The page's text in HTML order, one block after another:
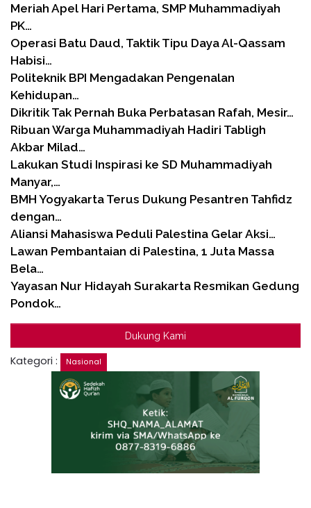
Meriah Apel Hari Pertama, SMP Muhammadiyah
PK…
Operasi Batu Daud, Taktik Tipu Daya Al-Qassam
Habisi…
Politeknik BPI Mengadakan Pengenalan
Kehidupan…
Dikritik Tak Pernah Buka Perbatasan Rafah, Mesir…
Ribuan Warga Muhammadiyah Hadiri Tabligh
Akbar Milad…
Lakukan Studi Inspirasi ke SD Muhammadiyah
Manyar,…
BMH Yogyakarta Terus Dukung Pesantren Tahfidz
dengan…
Aliansi Mahasiswa Peduli Palestina Gelar Aksi…
Lawan Pembantaian di Palestina, 1 Juta Massa
Bela…
Yayasan Nur Hidayah Surakarta Resmikan Gedung
Pondok…
Dukung Kami
Kategori : Nasional